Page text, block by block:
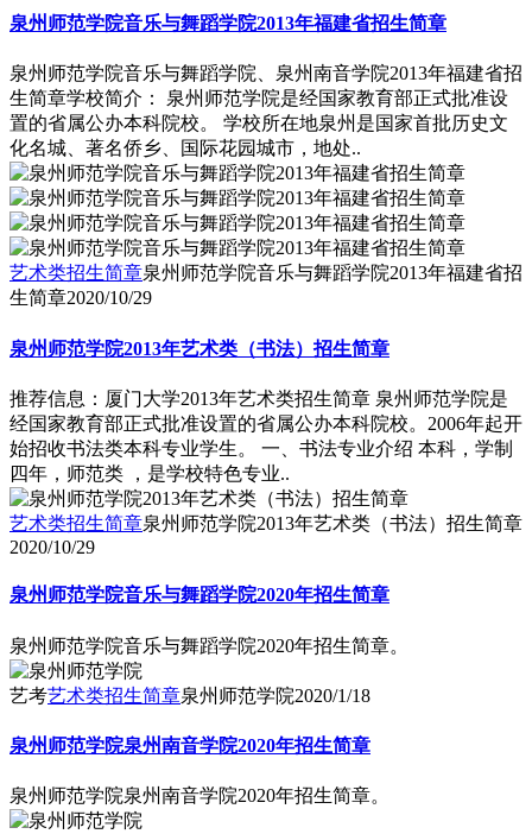
泉州师范学院音乐与舞蹈学院2013年福建省招生简章
泉州师范学院音乐与舞蹈学院、泉州南音学院2013年福建省招
生简章学校简介： 泉州师范学院是经国家教育部正式批准设
置的省属公办本科院校。 学校所在地泉州是国家首批历史文
化名城、著名侨乡、国际花园城市，地处..
艺术类招生简章泉州师范学院音乐与舞蹈学院2013年福建省招
生简章2020/10/29
泉州师范学院2013年艺术类（书法）招生简章
推荐信息：厦门大学2013年艺术类招生简章 泉州师范学院是
经国家教育部正式批准设置的省属公办本科院校。2006年起开
始招收书法类本科专业学生。 一、书法专业介绍 本科，学制
四年，师范类 ，是学校特色专业..
艺术类招生简章泉州师范学院2013年艺术类（书法）招生简章
2020/10/29
泉州师范学院音乐与舞蹈学院2020年招生简章
泉州师范学院音乐与舞蹈学院2020年招生简章。
艺考艺术类招生简章泉州师范学院2020/1/18
泉州师范学院泉州南音学院2020年招生简章
泉州师范学院泉州南音学院2020年招生简章。